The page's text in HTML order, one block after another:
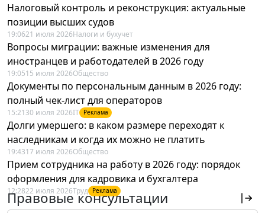
Налоговый контроль и реконструкция: актуальные
позиции высших судов
19:0621 июля 2026Налоги и бухучет
Вопросы миграции: важные изменения для
иностранцев и работодателей в 2026 году
19:0515 июля 2026Общество
Документы по персональным данным в 2026 году:
полный чек-лист для операторов
15:21 30 июля 2026IT Реклама
Долги умершего: в каком размере переходят к
наследникам и когда их можно не платить
19:4317 июля 2026Общество
Прием сотрудника на работу в 2026 году: порядок
оформления для кадровика и бухгалтера
12:2822 июля 2026Труд Реклама
Правовые консультации